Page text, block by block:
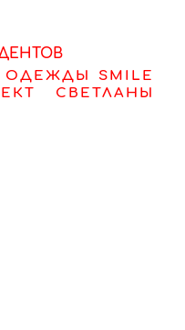
SMILE
СВЕТЛАНЫ